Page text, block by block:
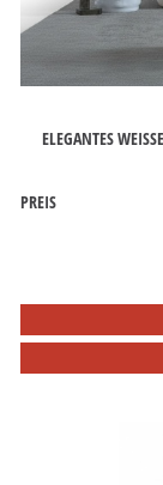
ELEGANTES
PREIS